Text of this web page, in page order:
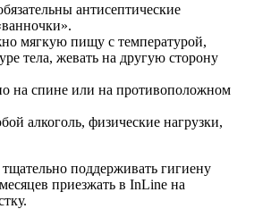
антисептические
мягкую пищу с температурой,
тела, жевать на другую сторону
на спине или на противоположном
алкоголь, физические нагрузки,
поддерживать гигиену
приезжать в InLine на